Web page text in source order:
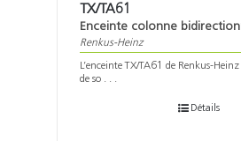
TX/TA61
Enceinte colonne
Renkus-Heinz
L’enceinte TX/TA61 de Renkus-
de so . . .
Détails